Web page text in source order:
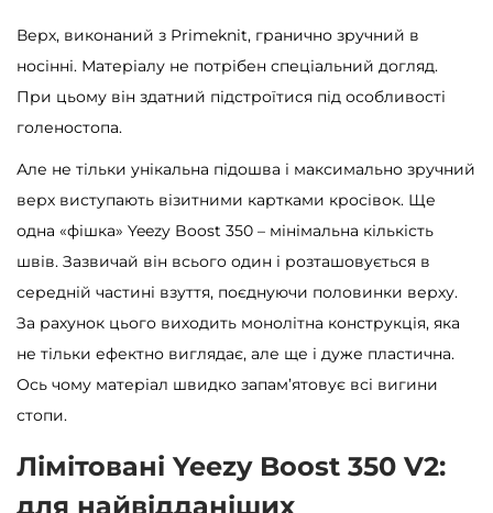
Верх, виконаний з Primeknit, гранично зручний в
носінні. Матеріалу не потрібен спеціальний догляд.
При цьому він здатний підстроїтися під особливості
голеностопа.
Але не тільки унікальна підошва і максимально зручний
верх виступають візитними картками кросівок. Ще
одна «фішка» Yeezy Boost 350 – мінімальна кількість
швів. Зазвичай він всього один і розташовується в
середній частині взуття, поєднуючи половинки верху.
За рахунок цього виходить монолітна конструкція, яка
не тільки ефектно виглядає, але ще і дуже пластична.
Ось чому матеріал швидко запам’ятовує всі вигини
стопи.
Лімітовані Yeezy Boost 350 V2:
для найвідданіших